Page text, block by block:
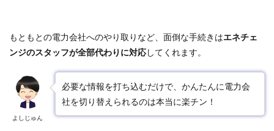
もともとの電力会社へのやり取りなど、面倒な手続きはエネチェ
ンジのスタッフが全部代わりに対応してくれます。
よしじゅん
必要な情報を打ち込むだけで、かんたんに電力会
社を切り替えられるのは本当に楽チン！